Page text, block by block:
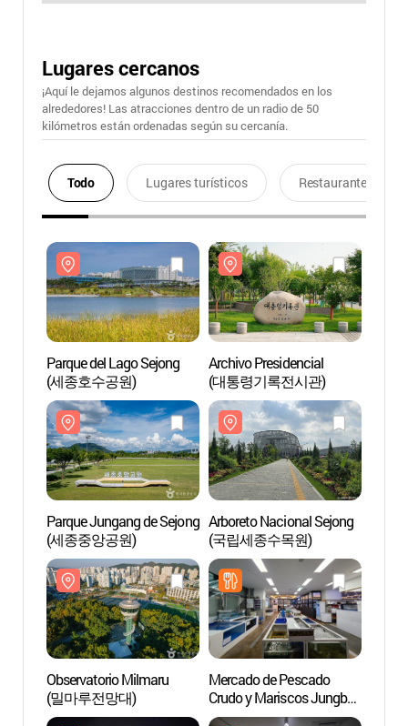
Lugares cercanos
¡Aquí le dejamos algunos destinos recomendados en los
alrededores! Las atracciones dentro de un radio de 50
kilómetros están ordenadas según su cercanía.
Todo Lugares turísticos Restaurantes
Parque del Lago Sejong
(세종호수공원)
Archivo Presidencial
(대통령기록전시관)
Parque Jungang de Sejong
(세종중앙공원)
Arboreto Nacional Sejong
(국립세종수목원)
Observatorio Milmaru
(밀마루전망대)
Mercado de Pescado
Crudo y Mariscos Jungbu
(중부회수산시장)